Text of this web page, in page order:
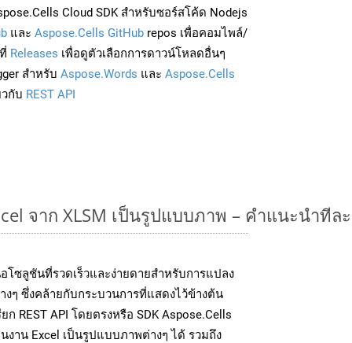
Cloud SDK สำหรับซอร์สโค้ด Nodejs
และ Aspose.Cells GitHub repos เพื่อคอมไพล์/
Releases เพื่อดูตัวเลือกการดาวน์โหลดอื่นๆ
สำหรับ Aspose.Words และ Aspose.Cells
กับ REST API
จาก XLSM เป็นรูปแบบภาพ – คำแนะนำที
โซลูชันที่รวดเร็วและง่ายดายสำหรับการแปลง
ๆ ซึ่งคล้ายกับกระบวนการที่แสดงไว้ข้างต้น
REST API โดยตรงหรือ SDK Aspose.Cells
าน Excel เป็นรูปแบบภาพต่างๆ ได้ รวมถึง